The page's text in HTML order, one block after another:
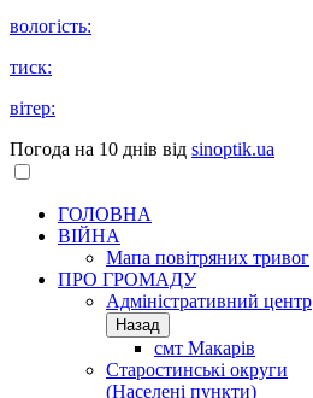
вологість:
тиск:
вітер:
Погода на 10 днів від sinoptik.ua
ГОЛОВНА
ВІЙНА
Мапа повітряних тривог
ПРО ГРОМАДУ
Aдміністративний центр
Назад
смт Макарів
Старостинські округи
(Населені пункти)